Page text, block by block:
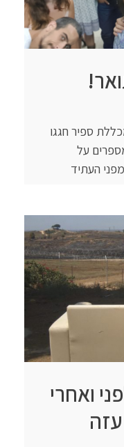
ספיר חגגו
על
העתיד
ואחרי